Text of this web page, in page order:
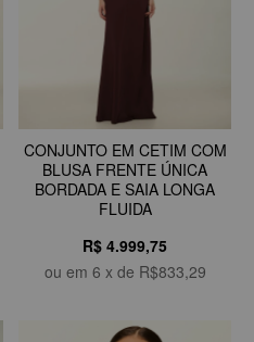
CONJUNTO EM CETIM COM
BLUSA FRENTE ÚNICA
BORDADA E SAIA LONGA
FLUIDA
R$ 4.999,75
ou em 6 x de R$833,29